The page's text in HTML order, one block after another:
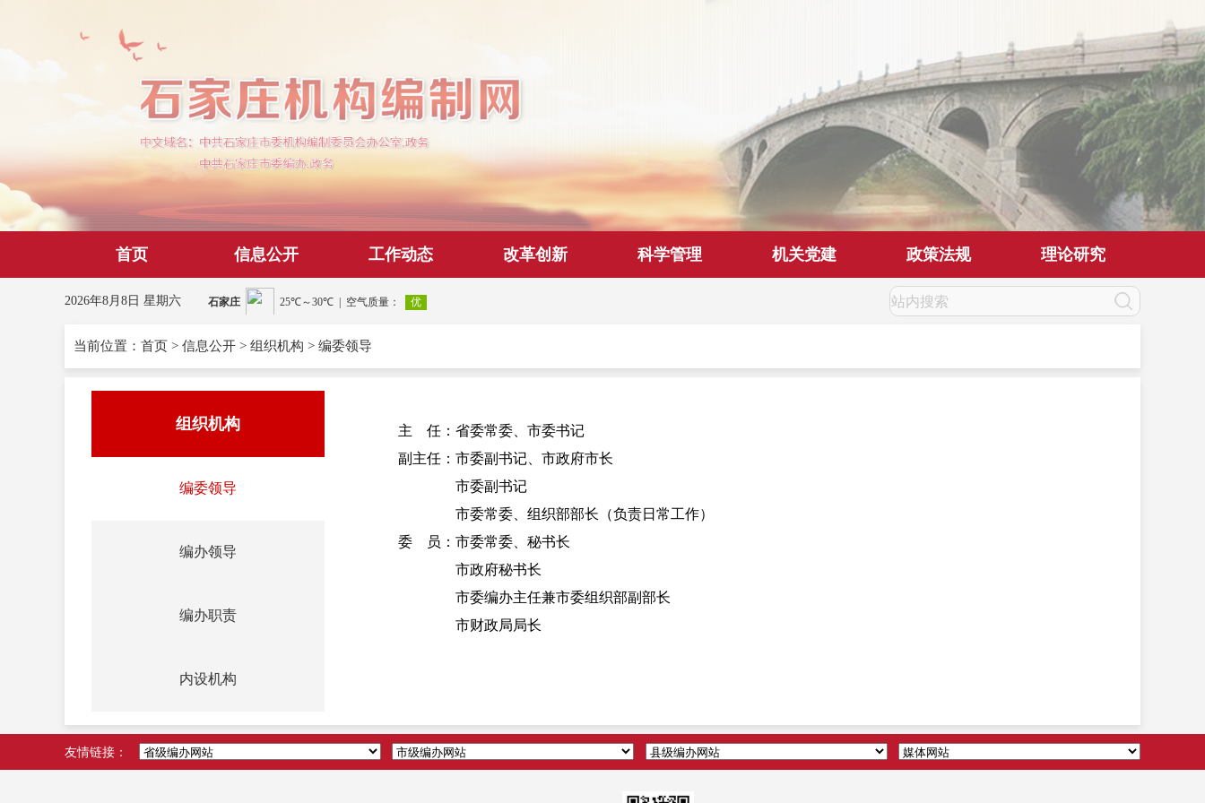
首页 信息公开 工作动态 改革创新 科学管理 机关党建 政策法规 理论研究
2026年8月8日 星期六
当前位置： 首页 > 信息公开 > 组织机构 > 编委领导
组织机构
编委领导
编办领导
编办职责
内设机构
主 任：省委常委、市委书记
副主任：市委副书记、市政府市长
市委副书记
市委常委、组织部部长（负责日常工作）
委 员：市委常委、秘书长
市政府秘书长
市委编办主任兼市委组织部副部长
市财政局局长
友情链接：